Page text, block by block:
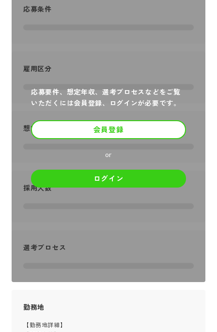
応募要件、想定年収、選考プロセスなどをご覧
いただくには会員登録、ログインが必要です。
会員登録
or
ログイン
応募条件
雇用区分
想定年収
採用人数
選考プロセス
勤務地
【勤務地詳細】